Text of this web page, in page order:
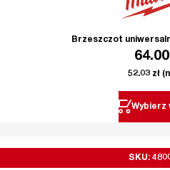
Brzeszczot
64.00
52.03 zł
Wybierz
SKU: